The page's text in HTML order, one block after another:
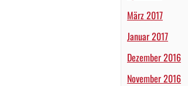
März 2017
Januar 2017
Dezember 2016
November 2016